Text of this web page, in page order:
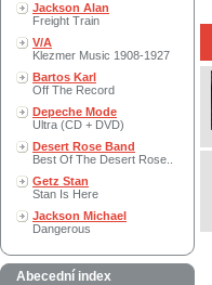
Jackson Alan
Freight Train
V/A
Klezmer Music 1908-1927
Bartos Karl
Off The Record
Depeche Mode
Ultra (CD + DVD)
Desert Rose Band
Best Of The Desert Rose..
Getz Stan
Stan Is Here
Jackson Michael
Dangerous
Abecední index